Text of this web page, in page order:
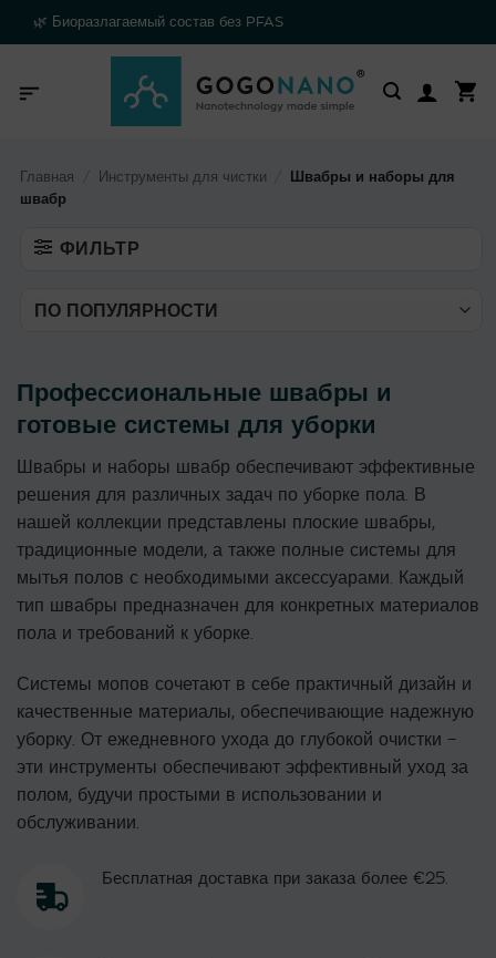
to
🌿 Биоразлагаемый состав без PFAS
Главная Инструменты для чистки
Швабры и наборы для
швабр
ФИЛЬТР
Профессиональные швабры и
готовые системы для уборки
Швабры и наборы швабр обеспечивают эффективные
решения для различных задач по уборке пола. В
нашей коллекции представлены плоские швабры,
традиционные модели, а также полные системы для
мытья полов с необходимыми аксессуарами. Каждый
тип швабры предназначен для конкретных материалов
пола и требований к уборке.
Системы мопов сочетают в себе практичный дизайн и
качественные материалы, обеспечивающие надежную
уборку. От ежедневного ухода до глубокой очистки –
эти инструменты обеспечивают эффективный уход за
полом, будучи простыми в использовании и
обслуживании.
Бесплатная доставка при заказа более €25.